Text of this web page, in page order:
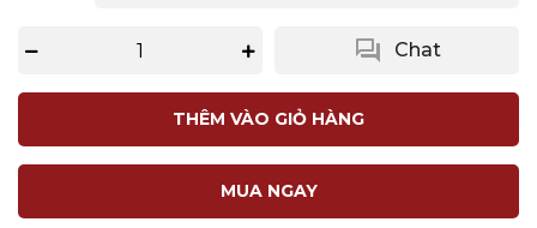
question_answer Chat
THÊM VÀO GIỎ HÀNG
MUA NGAY